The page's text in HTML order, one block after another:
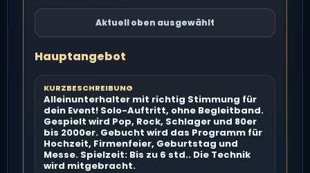
Aktuell oben ausgewählt
Hauptangebot
KURZBESCHREIBUNG
Alleinunterhalter mit richtig Stimmung für
dein Event! Solo-Auftritt, ohne Begleitband.
Gespielt wird Pop, Rock, Schlager und 80er
bis 2000er. Gebucht wird das Programm für
Hochzeit, Firmenfeier, Geburtstag und
Messe. Spielzeit: Bis zu 6 std.. Die Technik
wird mitgebracht.